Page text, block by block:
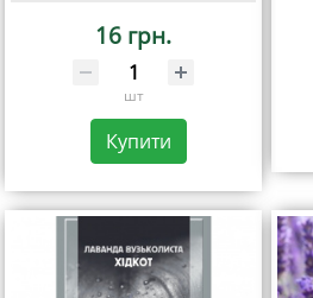
16 грн.
шт
Купити